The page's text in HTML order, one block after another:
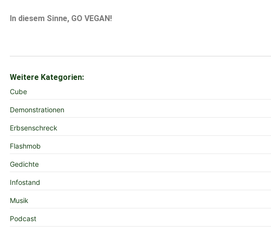
In diesem Sinne, GO VEGAN!
Weitere Kategorien:
Cube
Demonstrationen
Erbsenschreck
Flashmob
Gedichte
Infostand
Musik
Podcast